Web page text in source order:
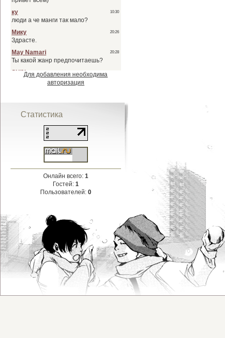
Для добавления необходима
авторизация
Статистика
Онлайн всего: 1
Гостей: 1
Пользователей: 0